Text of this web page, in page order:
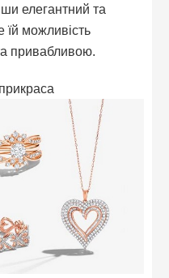
елегантний та
їй можливість
привабливою.